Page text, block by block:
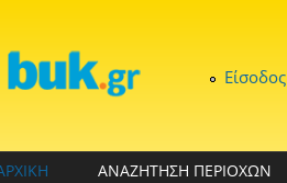
Είσοδος
ΑΝΑΖΗΤΗΣΗ ΠΕΡΙΟΧΩΝ